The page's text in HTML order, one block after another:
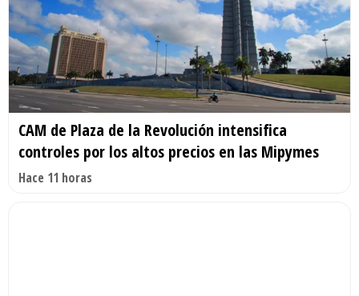
CAM de Plaza de la Revolución intensifica
controles por los altos precios en las Mipymes
Hace 11 horas